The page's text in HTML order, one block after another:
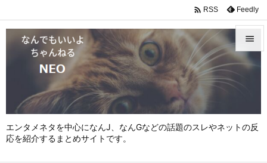
エンタメネタを中心になんJ、なんGなどの話題のスレやネットの反
応を紹介するまとめサイトです。



 RSS Feedly